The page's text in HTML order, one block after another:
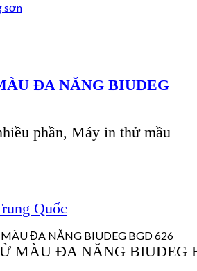
sơn
ĐA NĂNG BIUDEG
phần, Máy in thử mầu
Quốc
MÀU ĐA NĂNG BIUDEG